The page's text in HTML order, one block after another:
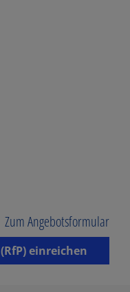
Zum Angebotsformular
einreichen